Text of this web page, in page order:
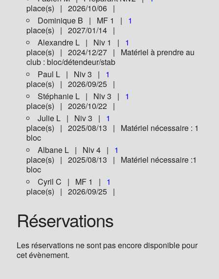
place(s) | 2026/10/06 |
Dominique B | MF 1 | 1
place(s) | 2027/01/14 |
Alexandre L | Niv 1 | 1
place(s) | 2024/12/27 | Matériel à prendre au
club : bloc/détendeur/stab
Paul L | Niv 3 | 1
place(s) | 2026/09/25 |
Stéphanie L | Niv 3 | 1
place(s) | 2026/10/22 |
Julie L | Niv 3 | 1
place(s) | 2025/08/13 | Matériel nécessaire : 1
bloc
Albane L | Niv 4 | 1
place(s) | 2025/08/13 | Matériel nécessaire :1
bloc
Cyril C | MF 1 | 1
place(s) | 2026/09/25 |
Réservations
Les réservations ne sont pas encore disponible pour
cet évènement.